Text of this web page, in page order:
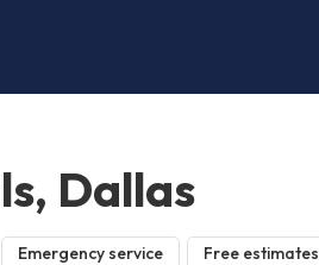
Dallas
Emergency service Free estimates